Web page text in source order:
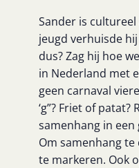
Sander is
jeugd verhuisde
dus? Zag hij hoe
in Nederland met
geen carnaval
‘g”? Friet of
samenhang in
Om samenhang
te markeren. Ook